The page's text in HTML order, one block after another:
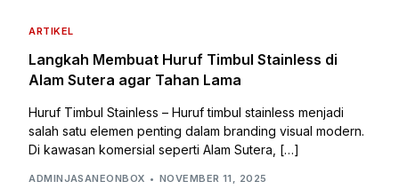
ARTIKEL
Langkah Membuat Huruf Timbul Stainless di
Alam Sutera agar Tahan Lama
Huruf Timbul Stainless – Huruf timbul stainless menjadi
salah satu elemen penting dalam branding visual modern.
Di kawasan komersial seperti Alam Sutera, […]
ADMINJASANEONBOX NOVEMBER 11, 2025